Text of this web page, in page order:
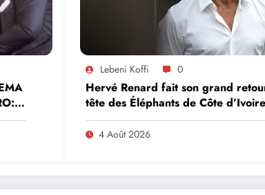
Lebeni Koffi 0
Hervé Renard fait son grand
tête des Éléphants de Côte d’Ivoire
4 Août 2026